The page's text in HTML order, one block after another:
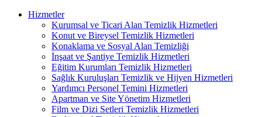
Hizmetler
Kurumsal ve Ticari Alan Temizlik Hizmetleri
Konut ve Bireysel Temizlik Hizmetleri
Konaklama ve Sosyal Alan Temizliği
İnşaat ve Şantiye Temizlik Hizmetleri
Eğitim Kurumları Temizlik Hizmetleri
Sağlık Kuruluşları Temizlik ve Hijyen Hizmetleri
Yardımcı Personel Temini Hizmetleri
Apartman ve Site Yönetim Hizmetleri
Film ve Dizi Setleri Temizlik Hizmetleri